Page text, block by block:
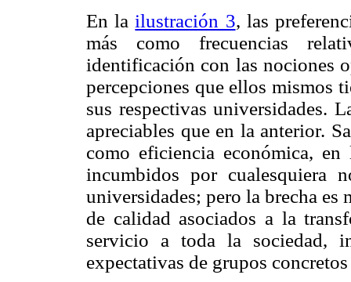
En la ilustración 3, las
más como frecuencias
identificación con las nociones
percepciones que ellos mismos
sus respectivas universidades.
apreciables que en la anterior.
como eficiencia económica,
incumbidos por cualesquiera
universidades; pero la brecha es
de calidad asociados a la
servicio a toda la sociedad,
expectativas de grupos